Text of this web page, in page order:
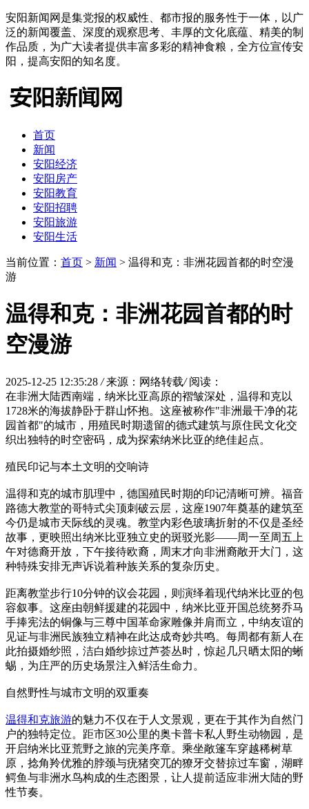
安阳新闻网是集党报的权威性、都市报的服务性于一体，以广
泛的新闻覆盖、深度的观察思考、丰厚的文化底蕴、精美的制
作品质，为广大读者提供丰富多彩的精神食粮，全方位宣传安
阳，提高安阳的知名度。
首页
新闻
安阳经济
安阳房产
安阳教育
安阳招聘
安阳旅游
安阳生活
当前位置： 首页 > 新闻 > 温得和克：非洲花园首都的时空漫
游
温得和克：非洲花园首都的时
空漫游
2025-12-25 12:35:28 / 来源：网络转载/ 阅读：
在非洲大陆西南端，纳米比亚高原的褶皱深处，温得和克以
1728米的海拔静卧于群山怀抱。这座被称作"非洲最干净的花
园首都"的城市，用殖民时期遗留的德式建筑与原住民文化交
织出独特的时空密码，成为探索纳米比亚的绝佳起点。
殖民印记与本土文明的交响诗
温得和克的城市肌理中，德国殖民时期的印记清晰可辨。福音
路德大教堂的哥特式尖顶刺破云层，这座1907年奠基的建筑至
今仍是城市天际线的灵魂。教堂内彩色玻璃折射的不仅是圣经
故事，更映照出纳米比亚独立史的斑驳光影——周一至周五上
午对德裔开放，下午接待欧裔，周末才向非洲裔敞开大门，这
种特殊安排无声诉说着种族关系的复杂历史。
距离教堂步行10分钟的议会花园，则演绎着现代纳米比亚的包
容叙事。这座由朝鲜援建的花园中，纳米比亚开国总统努乔马
手捧宪法的铜像与三尊中国革命家雕像并肩而立，中纳友谊的
见证与非洲民族独立精神在此达成奇妙共鸣。每周都有新人在
此拍摄婚纱照，洁白婚纱掠过芦荟丛时，惊起几只晒太阳的蜥
蜴，为庄严的历史场景注入鲜活生命力。
自然野性与城市文明的双重奏
温得和克旅游的魅力不仅在于人文景观，更在于其作为自然门
户的独特定位。距市区30公里的奥卡普卡私人野生动物园，是
开启纳米比亚荒野之旅的完美序章。乘坐敞篷车穿越稀树草
原，捻角羚优雅的脖颈与疣猪突兀的獠牙交替掠过车窗，湖畔
鳄鱼与非洲水鸟构成的生态图景，让人提前适应非洲大陆的野
性节奏。